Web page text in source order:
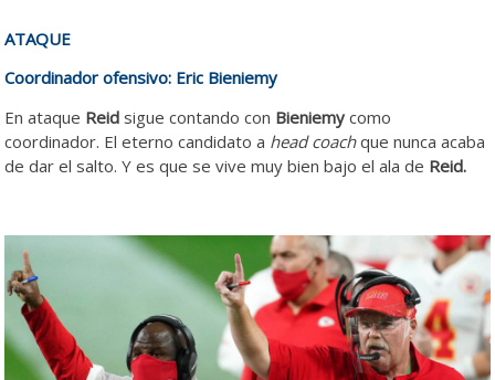
ATAQUE
Coordinador ofensivo: Eric Bieniemy
En ataque Reid sigue contando con Bieniemy como
coordinador. El eterno candidato a head coachque nunca acaba
de dar el salto. Y es que se vive muy bien bajo el ala de Reid.